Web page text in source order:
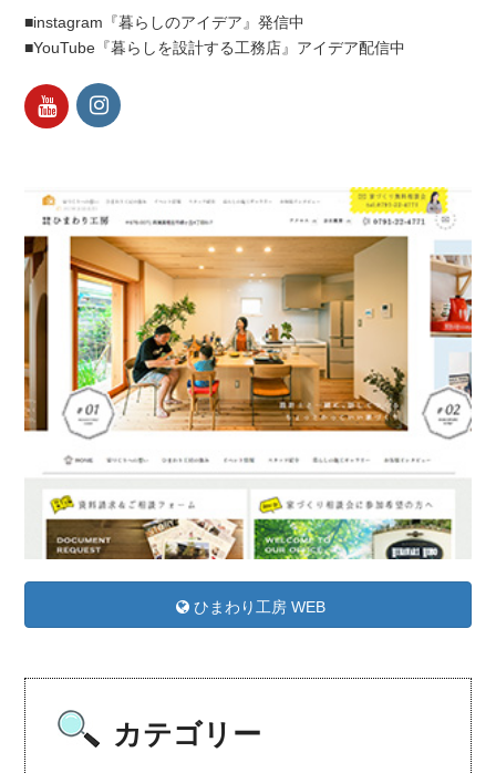
■instagram『暮らしのアイデア』発信中
■YouTube『暮らしを設計する工務店』アイデア配信中
ひまわり工房 WEB
カテゴリー